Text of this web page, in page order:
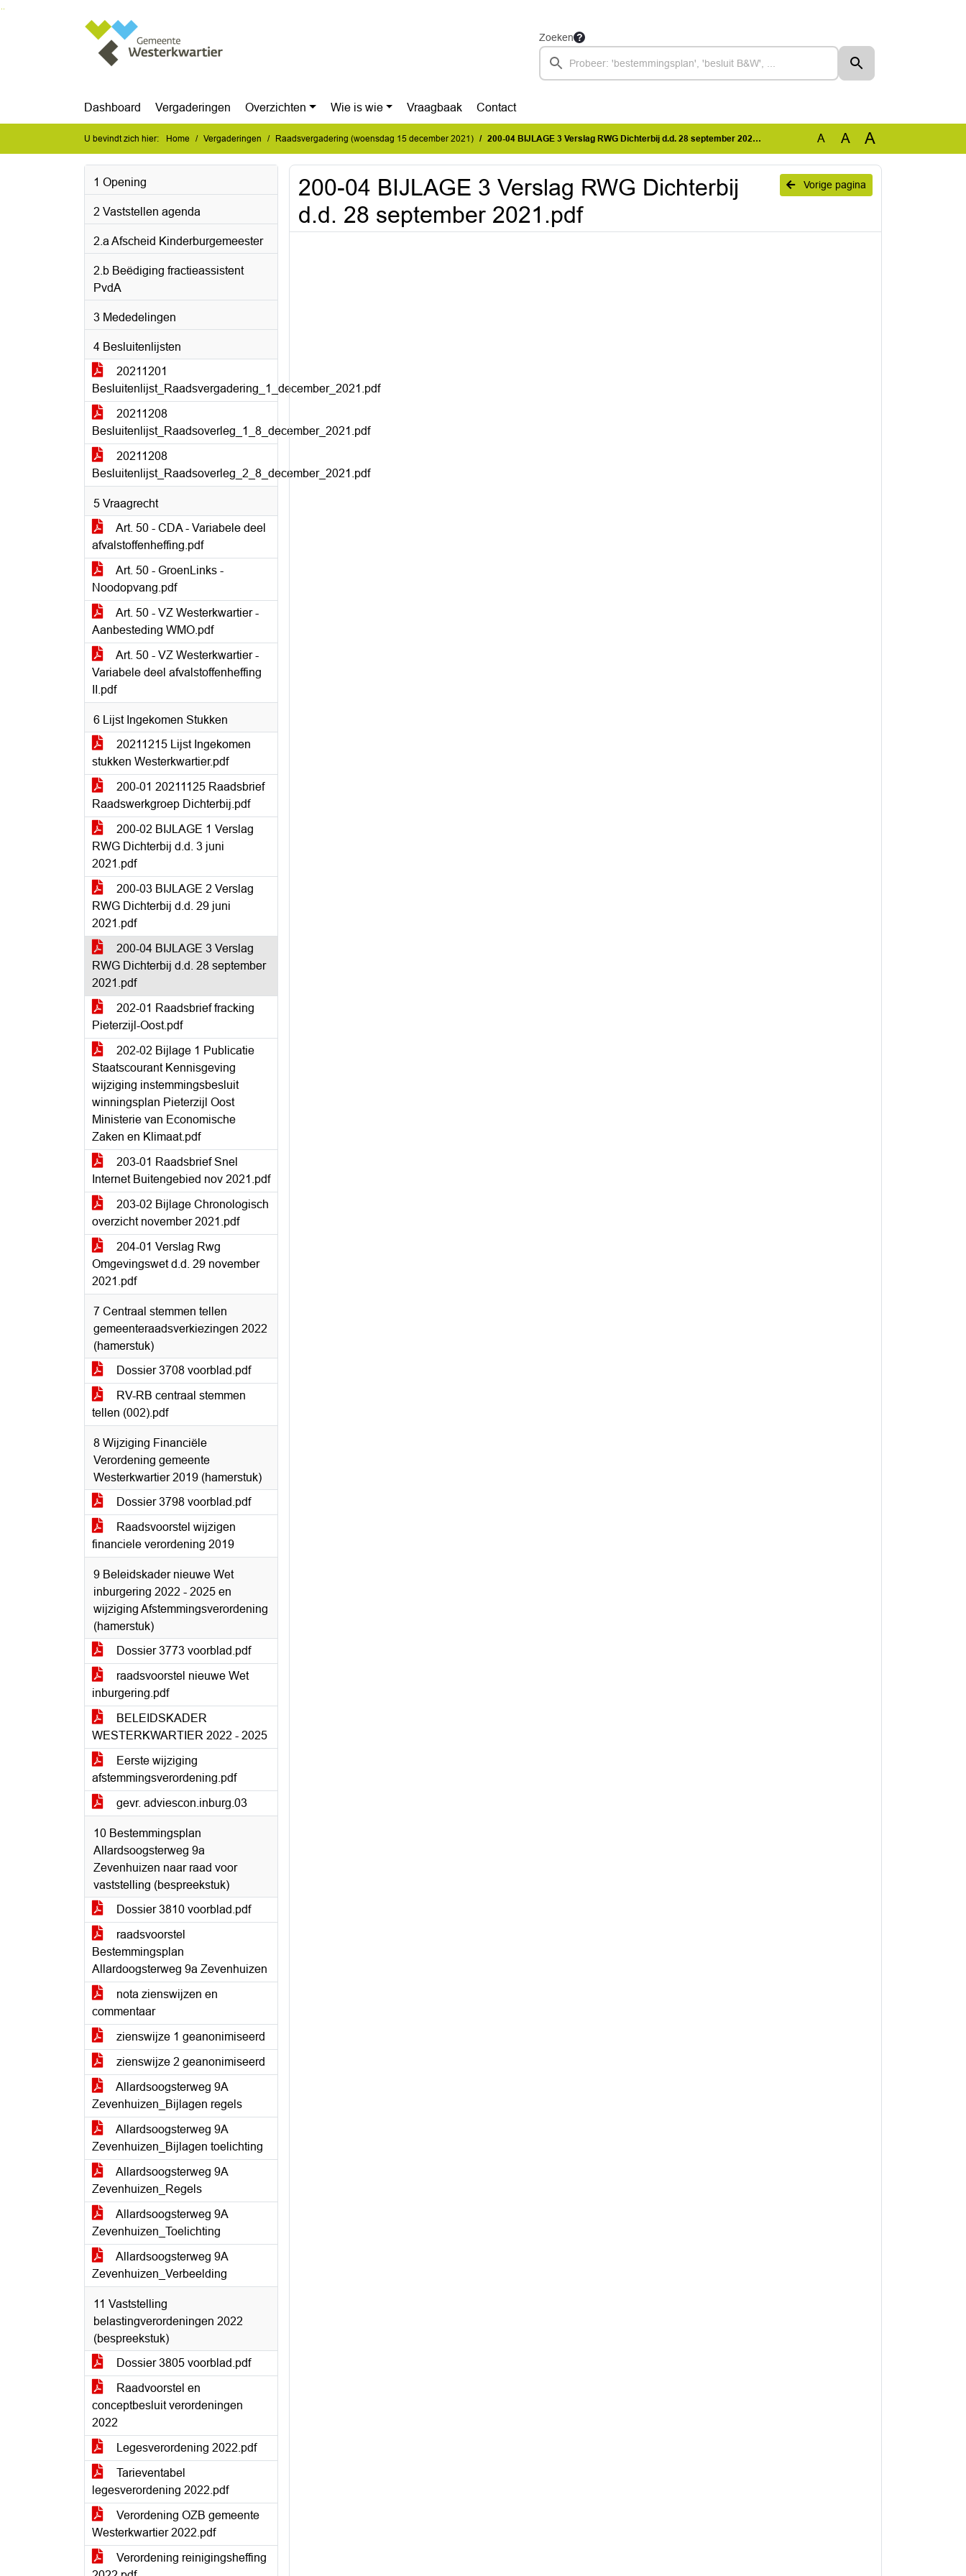
Zoeken
Dashboard Vergaderingen Overzichten Wie is wie Vraagbaak Contact
U bevindt zich hier: Home Vergaderingen Raadsvergadering (woensdag 15 december 2021) 200-04 BIJLAGE 3 Verslag RWG Dichterbij d.d. 28 september 2021.pdf A A A
1 Opening
2 Vaststellen agenda
2.a Afscheid Kinderburgemeester
2.b Beëdiging fractieassistent
PvdA
3 Mededelingen
4 Besluitenlijsten
20211201
Besluitenlijst_Raadsvergadering_1_december_2021.pdf
20211208
Besluitenlijst_Raadsoverleg_1_8_december_2021.pdf
20211208
Besluitenlijst_Raadsoverleg_2_8_december_2021.pdf
5 Vraagrecht
Art. 50 - CDA - Variabele deel
afvalstoffenheffing.pdf
Art. 50 - GroenLinks -
Noodopvang.pdf
Art. 50 - VZ Westerkwartier -
Aanbesteding WMO.pdf
Art. 50 - VZ Westerkwartier -
Variabele deel afvalstoffenheffing
II.pdf
6 Lijst Ingekomen Stukken
20211215 Lijst Ingekomen
stukken Westerkwartier.pdf
200-01 20211125 Raadsbrief
Raadswerkgroep Dichterbij.pdf
200-02 BIJLAGE 1 Verslag
RWG Dichterbij d.d. 3 juni
2021.pdf
200-03 BIJLAGE 2 Verslag
RWG Dichterbij d.d. 29 juni
2021.pdf
200-04 BIJLAGE 3 Verslag
RWG Dichterbij d.d. 28 september
2021.pdf
202-01 Raadsbrief fracking
Pieterzijl-Oost.pdf
202-02 Bijlage 1 Publicatie
Staatscourant Kennisgeving
wijziging instemmingsbesluit
winningsplan Pieterzijl Oost
Ministerie van Economische
Zaken en Klimaat.pdf
203-01 Raadsbrief Snel
Internet Buitengebied nov 2021.pdf
203-02 Bijlage Chronologisch
overzicht november 2021.pdf
204-01 Verslag Rwg
Omgevingswet d.d. 29 november
2021.pdf
7 Centraal stemmen tellen
gemeenteraadsverkiezingen 2022
(hamerstuk)
Dossier 3708 voorblad.pdf
RV-RB centraal stemmen
tellen (002).pdf
8 Wijziging Financiële
Verordening gemeente
Westerkwartier 2019 (hamerstuk)
Dossier 3798 voorblad.pdf
Raadsvoorstel wijzigen
financiele verordening 2019
9 Beleidskader nieuwe Wet
inburgering 2022 - 2025 en
wijziging Afstemmingsverordening
(hamerstuk)
Dossier 3773 voorblad.pdf
raadsvoorstel nieuwe Wet
inburgering.pdf
BELEIDSKADER
WESTERKWARTIER 2022 - 2025
Eerste wijziging
afstemmingsverordening.pdf
gevr. adviescon.inburg.03
10 Bestemmingsplan
Allardsoogsterweg 9a
Zevenhuizen naar raad voor
vaststelling (bespreekstuk)
Dossier 3810 voorblad.pdf
raadsvoorstel
Bestemmingsplan
Allardoogsterweg 9a Zevenhuizen
nota zienswijzen en
commentaar
zienswijze 1 geanonimiseerd
zienswijze 2 geanonimiseerd
Allardsoogsterweg 9A
Zevenhuizen_Bijlagen regels
Allardsoogsterweg 9A
Zevenhuizen_Bijlagen toelichting
Allardsoogsterweg 9A
Zevenhuizen_Regels
Allardsoogsterweg 9A
Zevenhuizen_Toelichting
Allardsoogsterweg 9A
Zevenhuizen_Verbeelding
11 Vaststelling
belastingverordeningen 2022
(bespreekstuk)
Dossier 3805 voorblad.pdf
Raadvoorstel en
conceptbesluit verordeningen
2022
Legesverordening 2022.pdf
Tarieventabel
legesverordening 2022.pdf
Verordening OZB gemeente
Westerkwartier 2022.pdf
Verordening reinigingsheffing
Vorige pagina
200-04 BIJLAGE 3 Verslag RWG Dichterbij
d.d. 28 september 2021.pdf